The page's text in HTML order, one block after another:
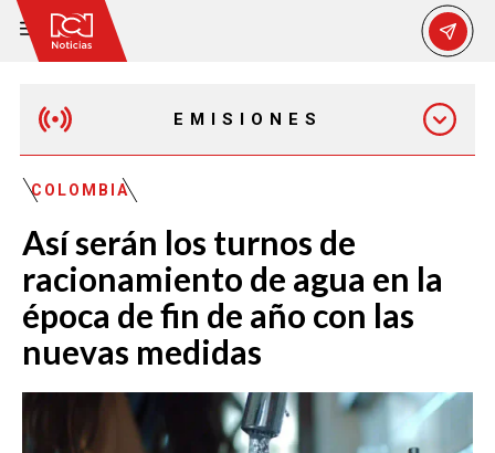
EMISIONES
EMISIÓN 12:30 PM
EMISIÓN 7:00 PM
EMISIÓN 11:30 PM
COLOMBIA
Así serán los turnos de
racionamiento de agua en la
época de fin de año con las
nuevas medidas